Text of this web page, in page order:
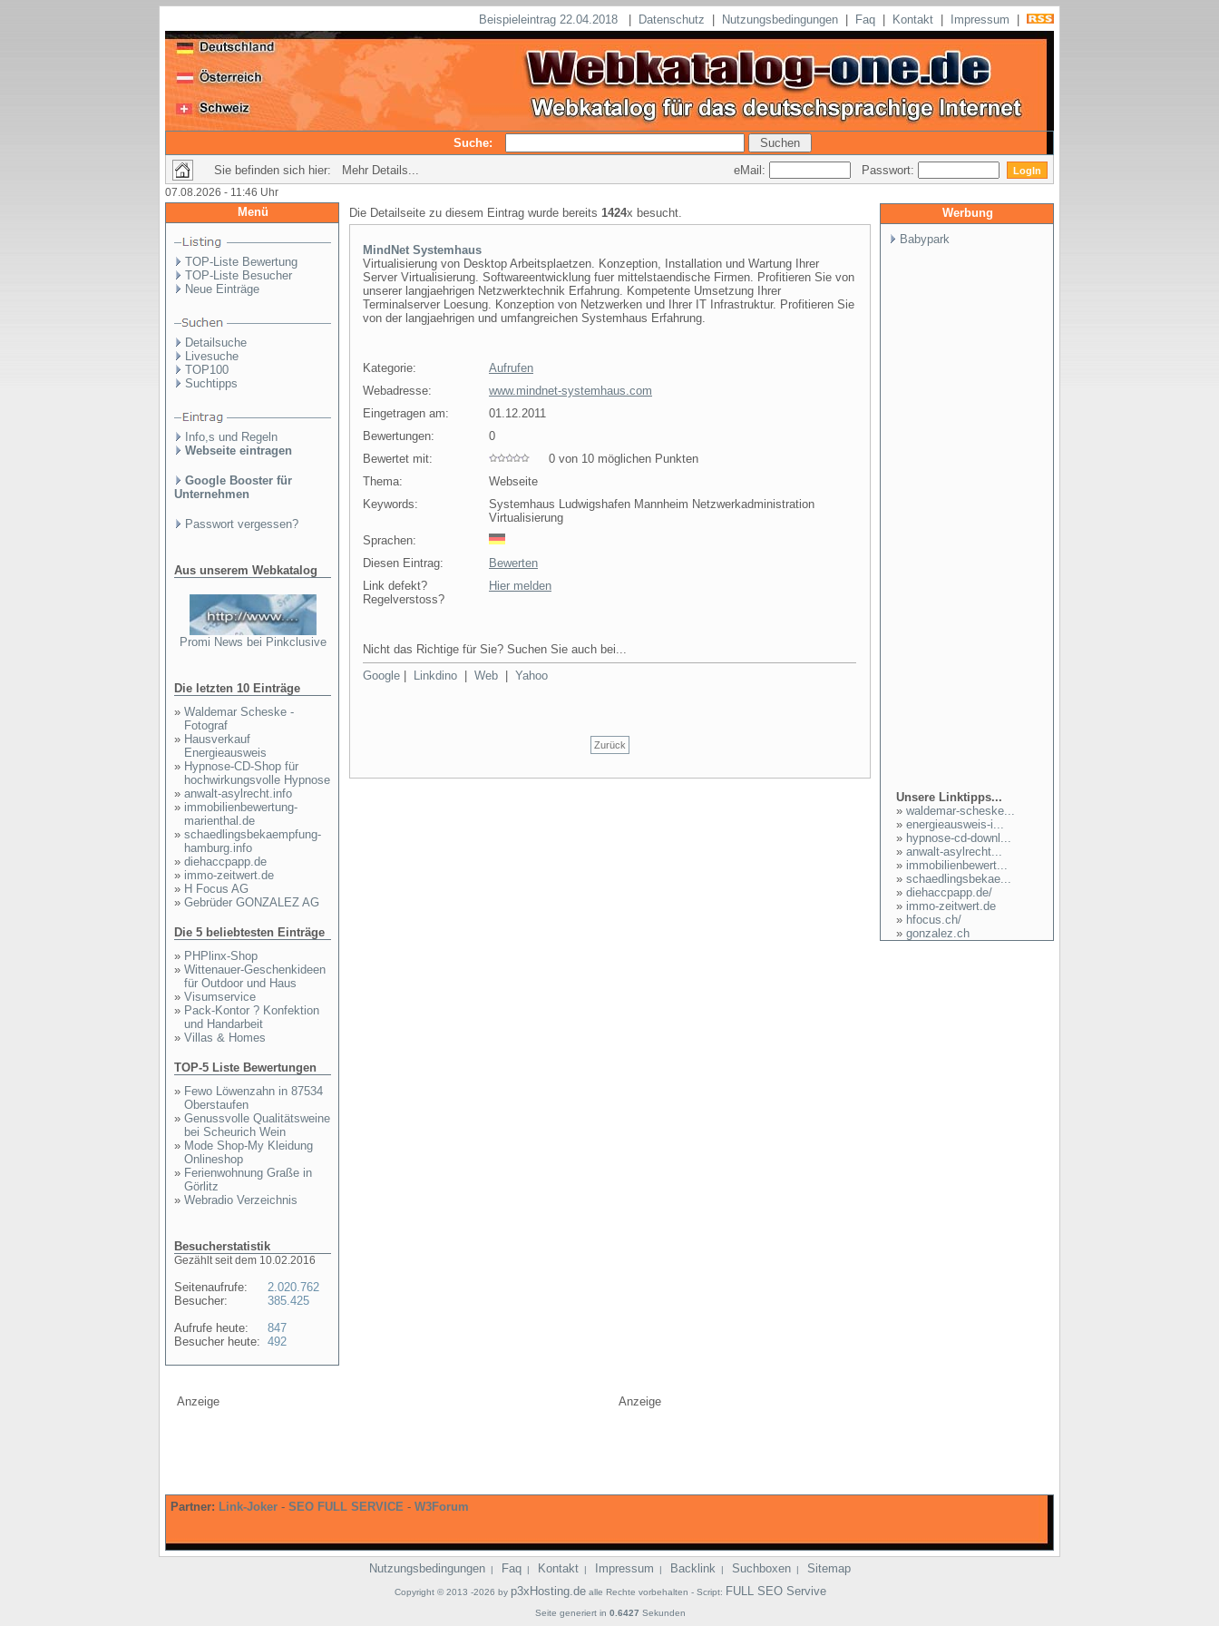
Beispieleintrag 22.04.2018 Datenschutz Nutzungsbedingungen Faq Kontakt Impressum
Suche:
Sie befinden sich hier: Mehr Details...
eMail: Passwort:
07.08.2026 - 11:46 Uhr
Menü
TOP-Liste Bewertung
TOP-Liste Besucher
Neue Einträge
Detailsuche
Livesuche
TOP100
Suchtipps
Info,s und Regeln
Webseite eintragen
Google Booster für
Unternehmen
Passwort vergessen?
Aus unserem Webkatalog
Promi News bei Pinkclusive
Die letzten 10 Einträge
» Waldemar Scheske -
Fotograf
» Hausverkauf
Energieausweis
» Hypnose-CD-Shop für
hochwirkungsvolle Hypnose
» anwalt-asylrecht.info
» immobilienbewertung-
marienthal.de
» schaedlingsbekaempfung-
hamburg.info
» diehaccpapp.de
» immo-zeitwert.de
» H Focus AG
» Gebrüder GONZALEZ AG
Die 5 beliebtesten Einträge
» PHPlinx-Shop
» Wittenauer-Geschenkideen
für Outdoor und Haus
» Visumservice
» Pack-Kontor ? Konfektion
und Handarbeit
» Villas & Homes
TOP-5 Liste Bewertungen
» Fewo Löwenzahn in 87534
Oberstaufen
» Genussvolle Qualitätsweine
bei Scheurich Wein
» Mode Shop-My Kleidung
Onlineshop
» Ferienwohnung Graße in
Görlitz
» Webradio Verzeichnis
Besucherstatistik
Gezählt seit dem 10.02.2016
Seitenaufrufe:
Besucher:
Aufrufe heute:
Besucher heute:
2.020.762
385.425
847
492
Die Detailseite zu diesem Eintrag wurde bereits 1424x besucht.
MindNet Systemhaus
Virtualisierung von Desktop Arbeitsplaetzen. Konzeption, Installation und Wartung Ihrer
Server Virtualisierung. Softwareentwicklung fuer mittelstaendische Firmen. Profitieren Sie von
unserer langjaehrigen Netzwerktechnik Erfahrung. Kompetente Umsetzung Ihrer
Terminalserver Loesung. Konzeption von Netzwerken und Ihrer IT Infrastruktur. Profitieren Sie
von der langjaehrigen und umfangreichen Systemhaus Erfahrung.
Kategorie:
Aufrufen
Webadresse:
www.mindnet-systemhaus.com
Eingetragen am:
01.12.2011
Bewertungen:
0
Bewertet mit:
0 von 10 möglichen Punkten
Thema:
Webseite
Keywords:
Systemhaus Ludwigshafen Mannheim Netzwerkadministration
Virtualisierung
Sprachen:
Diesen Eintrag:
Bewerten
Link defekt?
Regelverstoss?
Hier melden
Nicht das Richtige für Sie? Suchen Sie auch bei...
Google
Linkdino Web Yahoo
Zurück
Werbung
Babypark
Unsere Linktipps...
» waldemar-scheske...
» energieausweis-i...
» hypnose-cd-downl...
» anwalt-asylrecht...
» immobilienbewert...
» schaedlingsbekae...
» diehaccpapp.de/
» immo-zeitwert.de
» hfocus.ch/
» gonzalez.ch
Anzeige Anzeige
Partner: Link-Joker - SEO FULL SERVICE - W3Forum
Nutzungsbedingungen | Faq | Kontakt | Impressum | Backlink | Suchboxen | Sitemap
Copyright © 2013 -2026 by p3xHosting.dealle Rechte vorbehalten - Script: FULL SEO Servive
Seite generiert in 0.6427 Sekunden